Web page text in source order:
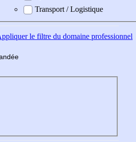
Transport / Logistique
le filtre du domaine professionnel